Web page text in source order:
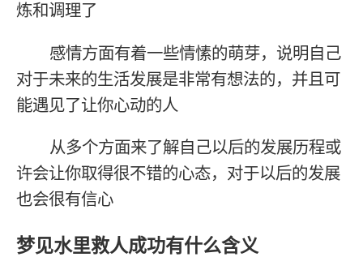
炼和调理了
感情方面有着一些情愫的萌芽，说明自己
对于未来的生活发展是非常有想法的，并且可
能遇见了让你心动的人
从多个方面来了解自己以后的发展历程或
许会让你取得很不错的心态，对于以后的发展
也会很有信心
梦见水里救人成功有什么含义